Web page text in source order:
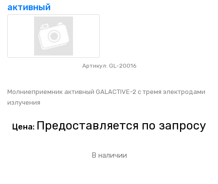
активный
Артикул: GL-20016
Молниеприемник активный GALACTIVE-2 с тремя электродами
излучения
Цена: Предоставляется по запросу
В наличии